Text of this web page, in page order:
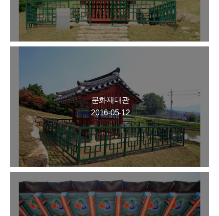
문화재대관
2016-05-12